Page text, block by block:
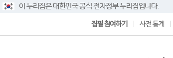
이 누리집은 대한민국 공식 전자정부 누리집입니다.
집필 참여하기 사전 통계